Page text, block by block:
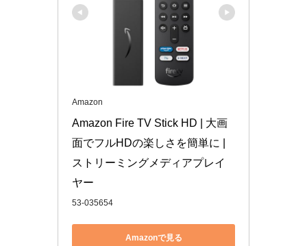
Amazon
Amazon Fire TV Stick HD | 大画
面でフルHDの楽しさを簡単に |
ストリーミングメディアプレイ
ヤー
53-035654
Amazonで見る